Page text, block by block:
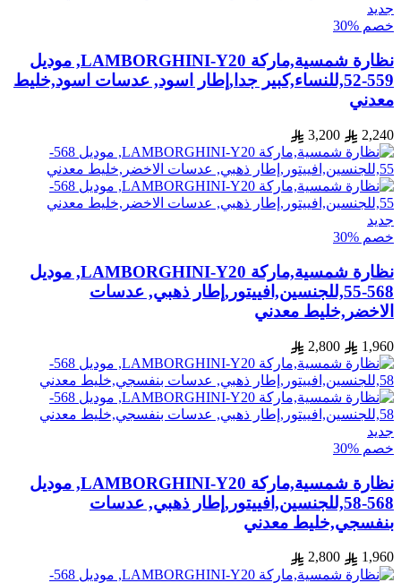
جديد
خصم %30
نظارة شمسية,ماركة LAMBORGHINI-Y20, موديل
559-52,للنساء,كبير جدا,إطار اسود, عدسات اسود,خليط
معدني
2,240
3,200
جديد
خصم %30
نظارة شمسية,ماركة LAMBORGHINI-Y20, موديل
568-55,للجنسين,افييتور,إطار ذهبي, عدسات
الاخضر,خليط معدني
1,960
2,800
جديد
خصم %30
نظارة شمسية,ماركة LAMBORGHINI-Y20, موديل
568-58,للجنسين,افييتور,إطار ذهبي, عدسات
بنفسجي,خليط معدني
1,960
2,800